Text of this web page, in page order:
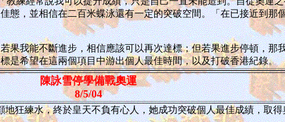
態，並相信在二百米蝶泳還有一定的突破空間。「在已接近到那
果我能不斷進步，相信應該可以再次達標；但若果進步停頓，那
是希望在這兩個項目中游出個人最佳時間，以及打破香港紀錄。
陳詠雪停學備戰奧運
8/5/04
狂練水，終於皇天不負有心人，她成功突破個人最佳成績，取